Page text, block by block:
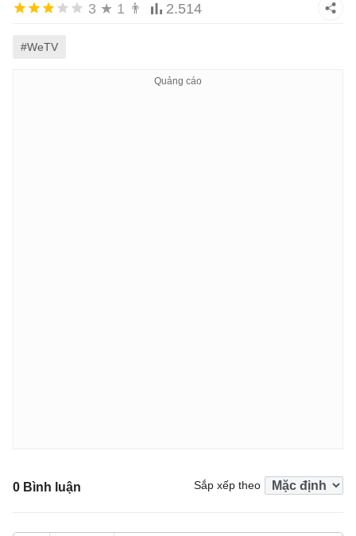
3 ★ 1 👨 2.514
#WeTV
0 Bình luận Sắp xếp theo